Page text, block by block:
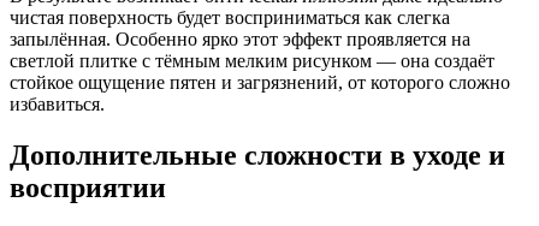
чистая поверхность будет восприниматься как слегка
запылённая. Особенно ярко этот эффект проявляется на
светлой плитке с тёмным мелким рисунком — она создаёт
стойкое ощущение пятен и загрязнений, от которого сложно
избавиться.
Дополнительные сложности в уходе и
восприятии